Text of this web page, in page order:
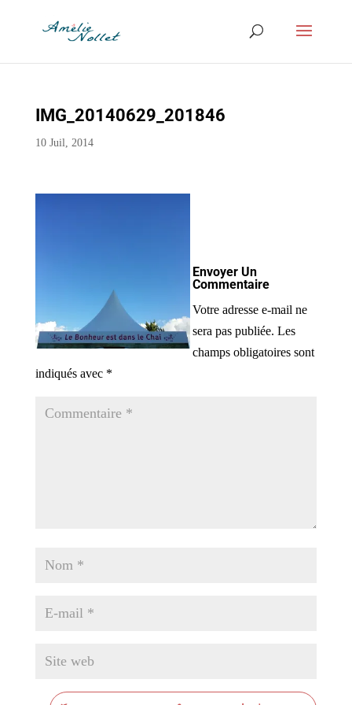
IMG_20140629_201846
10 Juil, 2014
Envoyer Un
Commentaire
Votre adresse e-mail ne
sera pas publiée. Les
champs obligatoires sont
indiqués avec *